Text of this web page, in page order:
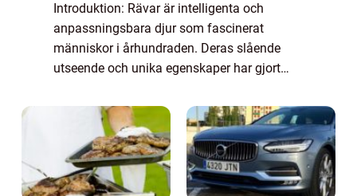
Introduktion: Rävar är intelligenta och
anpassningsbara djur som fascinerat
människor i århundraden. Deras slående
utseende och unika egenskaper har gjort
berättelser. I denna artikel kommer vi att
utforska ...